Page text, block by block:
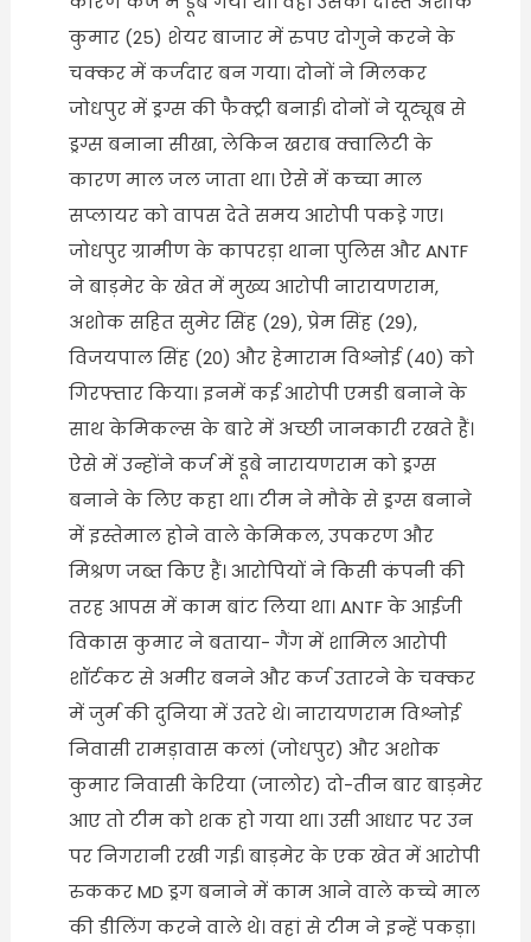
कुमार (25) शेयर बाजार में रुपए दोगुने करने के
चक्कर में कर्जदार बन गया। दोनों ने मिलकर
जोधपुर में ड्रग्स की फैक्ट्री बनाई। दोनों ने यूट्यूब से
ड्रग्स बनाना सीखा, लेकिन खराब क्वालिटी के
कारण माल जल जाता था। ऐसे में कच्चा माल
सप्लायर को वापस देते समय आरोपी पकडे़ गए।
जोधपुर ग्रामीण के कापरड़ा थाना पुलिस और ANTF
ने बाड़मेर के खेत में मुख्य आरोपी नारायणराम,
अशोक सहित सुमेर सिंह (29), प्रेम सिंह (29),
विजयपाल सिंह (20) और हेमाराम विश्नोई (40) को
गिरफ्तार किया। इनमें कई आरोपी एमडी बनाने के
साथ केमिकल्स के बारे में अच्छी जानकारी रखते हैं।
ऐसे में उन्होंने कर्ज में डूबे नारायणराम को ड्रग्स
बनाने के लिए कहा था। टीम ने मौके से ड्रग्स बनाने
में इस्तेमाल होने वाले केमिकल, उपकरण और
मिश्रण जब्त किए हैं। आरोपियों ने किसी कंपनी की
तरह आपस में काम बांट लिया था। ANTF के आईजी
विकास कुमार ने बताया- गैंग में शामिल आरोपी
शॉर्टकट से अमीर बनने और कर्ज उतारने के चक्कर
में जुर्म की दुनिया में उतरे थे। नारायणराम विश्नोई
निवासी रामड़ावास कलां (जोधपुर) और अशोक
कुमार निवासी केरिया (जालोर) दो-तीन बार बाड़मेर
आए तो टीम को शक हो गया था। उसी आधार पर उन
पर निगरानी रखी गई। बाड़मेर के एक खेत में आरोपी
रुककर MD ड्रग बनाने में काम आने वाले कच्चे माल
की डीलिंग करने वाले थे। वहां से टीम ने इन्हें पकड़ा।